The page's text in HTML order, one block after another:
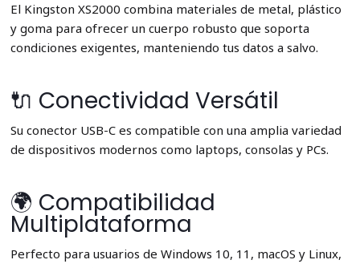
El Kingston XS2000 combina materiales de metal, plástico
y goma para ofrecer un cuerpo robusto que soporta
condiciones exigentes, manteniendo tus datos a salvo.
🔌 Conectividad Versátil
Su conector USB-C es compatible con una amplia variedad
de dispositivos modernos como laptops, consolas y PCs.
🌍 Compatibilidad
Multiplataforma
Perfecto para usuarios de Windows 10, 11, macOS y Linux,